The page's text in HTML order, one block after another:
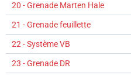
20 - Grenade Marten Hale
21 - Grenade feuillette
22 - Système VB
23 - Grenade DR